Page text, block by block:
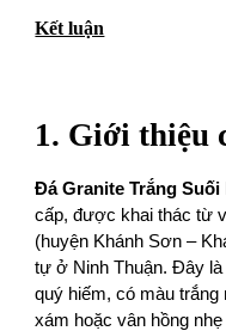
Kết luận
1. Giới thiệu
Đá Granite Trắng Suối
cấp, được khai thác từ
(huyện Khánh Sơn –
tự ở Ninh Thuận. Đây là
quý hiếm, có màu
xám hoặc vân hồng